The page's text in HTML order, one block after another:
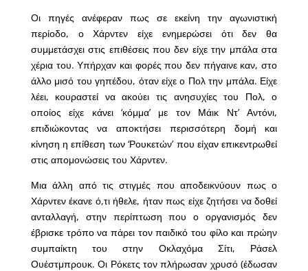
Οι πηγές ανέφεραν πως σε εκείνη την αγωνιστική
περίοδο, ο Χάρντεν είχε ενημερώσει ότι δεν θα
συμμετάσχει στις επιθέσεις που δεν είχε την μπάλα στα
χέρια του. Υπήρχαν και φορές που δεν πήγαινε καν, στο
άλλο μισό του γηπέδου, όταν είχε ο Πολ την μπάλα. Είχε
λέει, κουραστεί να ακούει τις ανησυχίες του Πολ, ο
οποίος είχε κάνει ‘κόμμα’ με τον Μάικ Ντ’ Αντόνι,
επιδιώκοντας να αποκτήσει περισσότερη δομή και
κίνηση η επίθεση των ‘Ρουκετών’ που είχαν επικεντρωθεί
στις απομονώσεις του Χάρντεν.
Μια άλλη από τις στιγμές που αποδεικνύουν πως ο
Χάρντεν έκανε ό,τι ήθελε, ήταν πως είχε ζητήσει να δοθεί
ανταλλαγή, στην περίπτωση που ο οργανισμός δεν
έβρισκε τρόπο να πάρει τον παιδικό του φίλο και πρώην
συμπαίκτη του στην Οκλαχόμα Σίτι, Ράσελ
Ουέστμπρουκ. Οι Ρόκετς τον πλήρωσαν χρυσό (έδωσαν